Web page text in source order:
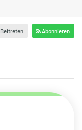
Beitreten Abonnieren